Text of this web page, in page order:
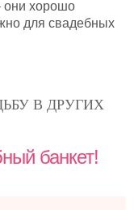
они хорошо
для свадебных
В ДРУГИХ
банкет!